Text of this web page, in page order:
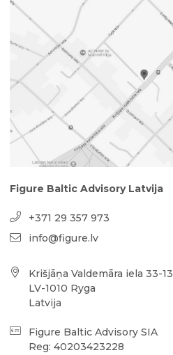
Figure Baltic Advisory Latvija
+371 29 357 973
info@figure.lv
Krišjāņa Valdemāra iela 33-13
LV-1010 Ryga
Latvija
Figure Baltic Advisory SIA
Reg: 40203423228